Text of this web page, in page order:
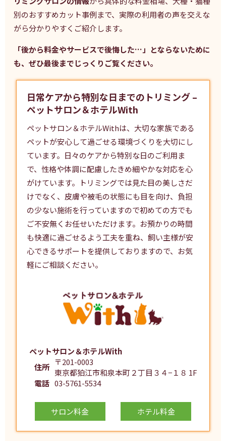
別のおすすめカット事例まで、実際の利用者の声を交えな
がら分かりやすくご紹介します。
「後から料金やサービスで後悔した…」とならないために
も、ぜひ最後までじっくりご覧ください。
日常ケアから特別な日までのトリミング –
ペットサロン＆ホテルWith
ペットサロン＆ホテルWithは、大切な家族である
ペットが安心して過ごせる環境づくりを大切にし
ています。日々のケアから特別な日のご利用ま
で、性格や体調に配慮したきめ細やかな対応を心
がけています。
トリミングでは見た目の美しさだ
けでなく、皮膚や被毛の状態にも目を向け、負担
の少ない施術を行っていますので初めての方でも
ご不安無くお任せいただけます。お預かりの時間
も快適に過ごせるよう工夫を重ね、飼い主様が安
心できるサポートを提供しておりますので、お気
軽にご相談ください。
ペットサロン＆ホテルWith
住所 〒201-0003
東京都狛江市和泉本町２丁目３４−１８ 1F
電話 03-5761-5534
サロン料金 ホテル料金